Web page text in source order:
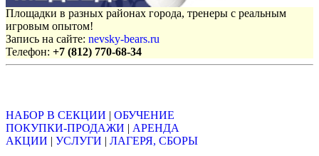
Площадки в разных районах города, тренеры с реальным
игровым опытом!
Запись на сайте: nevsky-bears.ru
Телефон: +7 (812) 770-68-34
НАБОР В СЕКЦИИ | ОБУЧЕНИЕ
ПОКУПКИ-ПРОДАЖИ | АРЕНДА
АКЦИИ | УСЛУГИ | ЛАГЕРЯ, СБОРЫ